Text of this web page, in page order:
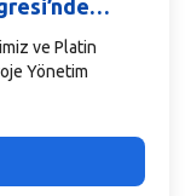
ve Platin
Yönetim